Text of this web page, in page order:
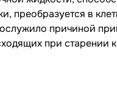
преобразуется в
причиной
при старении